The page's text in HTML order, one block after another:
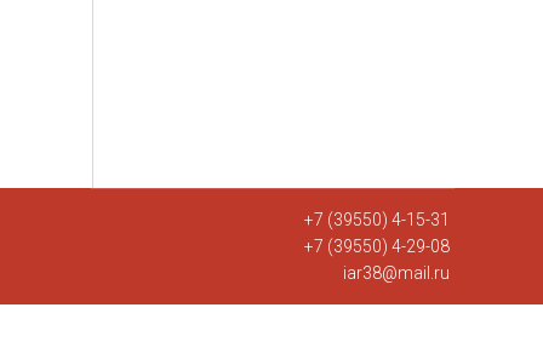
+7 (39550) 4-15-31
+7 (39550) 4-29-08
iar38@mail.ru